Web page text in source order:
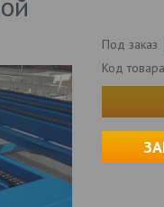
Под заказ
Код